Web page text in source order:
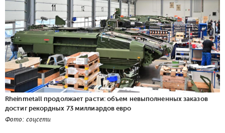
Rheinmetall продолжает расти: объем невыполненных заказов
достиг рекордных 73 миллиардов евро
Фото: соцсети